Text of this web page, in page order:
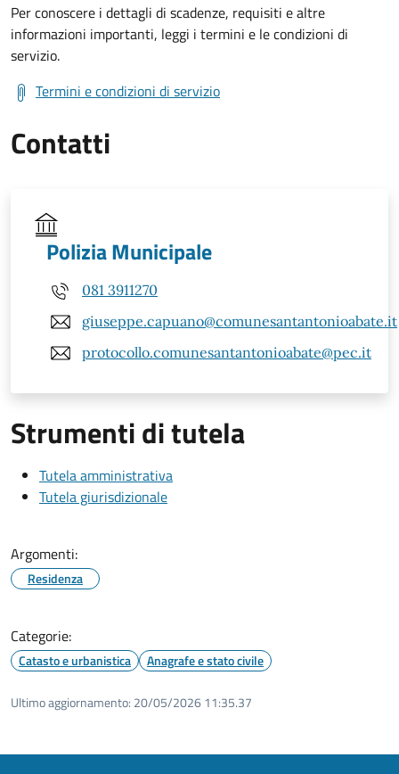
Per conoscere i dettagli di scadenze, requisiti e altre
informazioni importanti, leggi i termini e le condizioni di
servizio.
Termini e condizioni di servizio
Contatti
Polizia Municipale
081 3911270
giuseppe.capuano@comunesantantonioabate.it
protocollo.comunesantantonioabate@pec.it
Strumenti di tutela
Tutela amministrativa
Tutela giurisdizionale
Argomenti:
Residenza
Categorie:
Catasto e urbanistica Anagrafe e stato civile
Ultimo aggiornamento: 20/05/2026 11:35.37